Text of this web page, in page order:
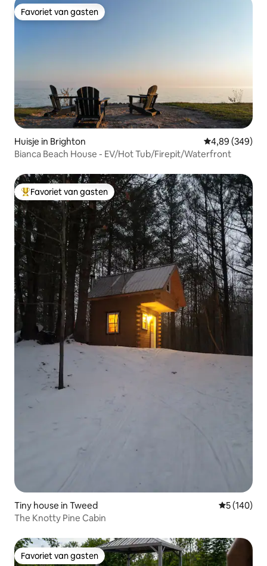
Favoriet van gasten
Favoriet van gasten
Huisje in Brighton Gemiddelde
4,89 (349)
Bianca Beach House - EV/Hot Tub/Firepit/Waterfront
Topfavoriet van gasten
Favoriet van gasten
Tiny house in Tweed
5 (140)
The Knotty Pine Cabin
Favoriet van gasten
Favoriet van gasten